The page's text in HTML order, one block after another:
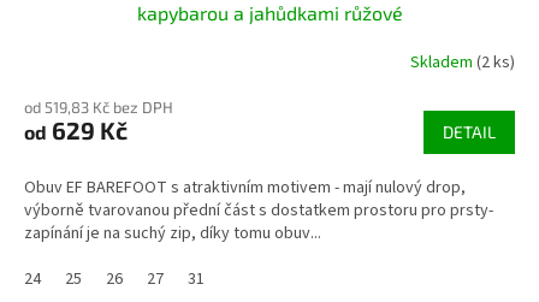
kapybarou a jahůdkami růžové
Skladem (2 ks)
od 519,83 Kč bez DPH
od 629 Kč DETAIL
Obuv EF BAREFOOT s atraktivním motivem - mají nulový drop,
výborně tvarovanou přední část s dostatkem prostoru pro prsty-
zapínání je na suchý zip, díky tomu obuv...
24
25 26 27 31